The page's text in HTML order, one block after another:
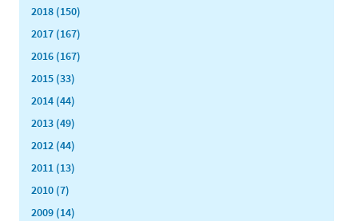
2018 (150)
2017 (167)
2016 (167)
2015 (33)
2014 (44)
2013 (49)
2012 (44)
2011 (13)
2010 (7)
2009 (14)